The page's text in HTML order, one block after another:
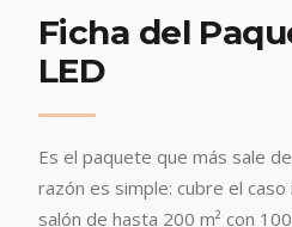
Ficha del
LED
Es el paquete que más sale
razón es simple: cubre el caso
salón de hasta 200 m² con